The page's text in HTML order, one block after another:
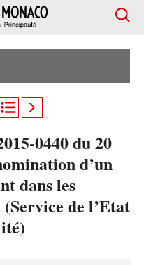
0440 du 20
d’un
dans les
de l’Etat